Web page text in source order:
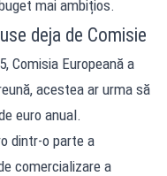
mai ambițios.
deja de Comisie
Comisia Europeană a
acestea ar urma să
euro anual.
dintr-o parte a
comercializare a